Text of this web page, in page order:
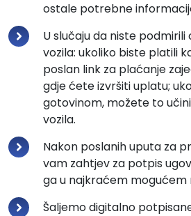
ostale potrebne
U slučaju da niste podmirili
vozila: ukoliko biste platili
poslan link za plaćanje
gdje ćete izvršiti uplatu;
gotovinom, možete to
vozila.
Nakon poslanih uputa za
vam zahtjev za potpis
ga u najkraćem
Šaljemo digitalno